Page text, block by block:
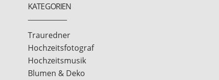
KATEGORIEN
Trauredner
Hochzeitsfotograf
Hochzeitsmusik
Blumen & Deko